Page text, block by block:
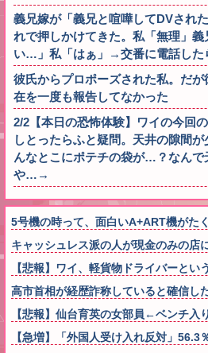
義兄嫁が「義兄と喧嘩してDVされ
れで押しかけてきた。私「無理」
い…」私「はぁ」→交番に電話した
彼氏からプロポーズされた私。だ
在を一度も報告してなかった
2/2【本日の恐怖体験】ワイの今回
しとったらふと疑問。天井の隙間
んなとこにポテチの袋が…？なんで
や…→
5号機の時って、面白いA+ART機がた
キャッシュレス派の人が現金のみの店
【悲報】ワイ、軽貨物ドライバーと
高市首相が経歴詐称していると確信
【悲報】仙台育英の女部員←ベンチ
【急増】「外国人受け入れ反対」